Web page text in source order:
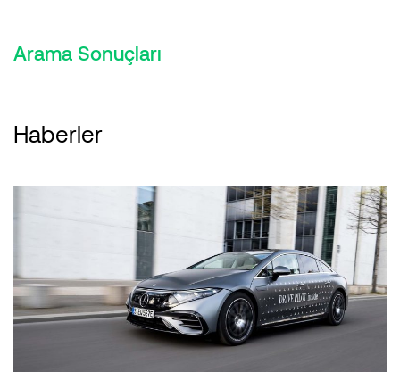
Arama Sonuçları
Haberler